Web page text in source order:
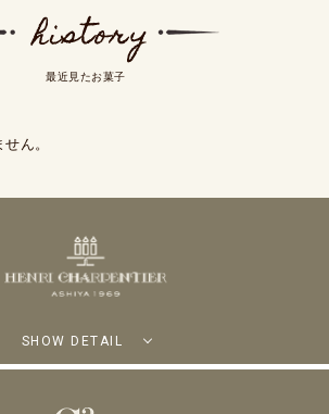
最近見たお菓子
ん。
SHOW DETAIL